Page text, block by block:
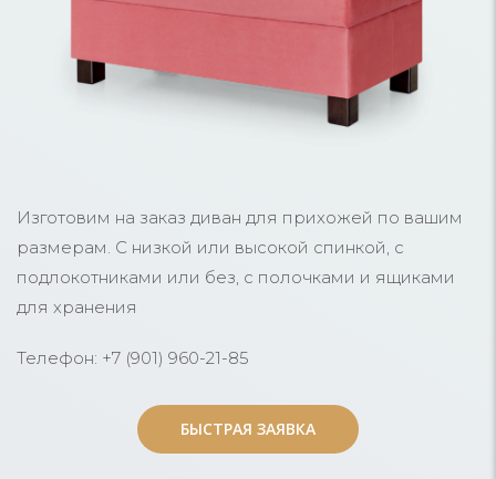
Изготовим на заказ диван для прихожей по вашим
размерам. С низкой или высокой спинкой, с
подлокотниками или без, с полочками и ящиками
для хранения
Телефон: +7 (901) 960-21-85
БЫСТРАЯ ЗАЯВКА
БЫСТРАЯ ЗАЯВКА